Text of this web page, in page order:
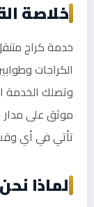
خلاصة
خدمة كراج
وتصلك الخدمة
موثق على مدار
تأتي في أي
لماذا